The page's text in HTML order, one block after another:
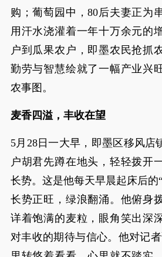
购；葡萄园中，80后夫妻正为
用汗水浇灌着一年十万余元的
户到瓜果农户，即墨农民抢抓
勤劳与智慧绘就了一幅产业兴
农事图。
麦香四溢，丰收在望
5月28日一大早，即墨区移风店
户胡君先蹲在地头，轻轻拨开
长势。这是他每天早晨起床后的
长势正旺，绿浪翻涌。他俯身
详着饱满的麦粒，眼角笑出深
对丰收的期待与信心。他对记